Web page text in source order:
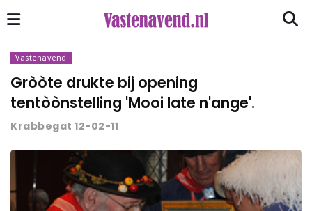
Vastenavend
Gròòte drukte bij opening
tentòònstelling 'Mooi late n'ange'.
Krabbegat 12-02-11